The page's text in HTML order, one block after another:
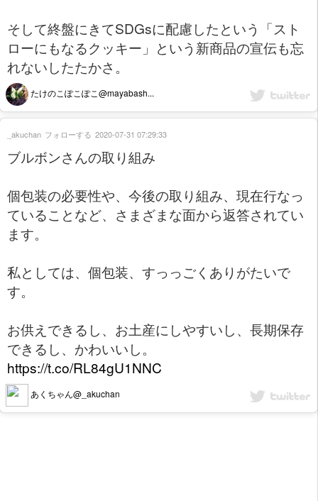
そして終盤にきてSDGsに配慮したという「スト
ローにもなるクッキー」という新商品の宣伝も忘
れないしたたかさ。
たけのこぽこぽこ@mayabash...
ブルボンさんの取り組み
個包装の必要性や、今後の取り組み、現在行なっ
ていることなど、さまざまな面から返答されてい
ます。
私としては、個包装、すっっごくありがたいで
す。
お供えできるし、お土産にしやすいし、長期保存
できるし、かわいいし。
https://t.co/RL84gU1NNC
あくちゃん@_akuchan
_akuchan フォローする 2020-07-31 07:29:33